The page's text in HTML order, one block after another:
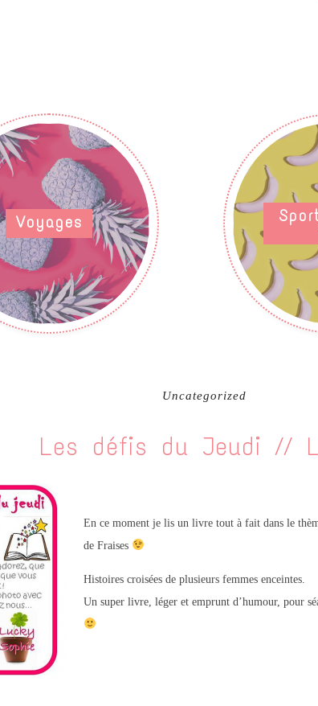
Voyages
Uncategorized
Les défis du Jeudi //
En ce moment je lis un livre tout à fait dans le
de Fraises
Histoires croisées de plusieurs femmes enceintes.
Un super livre, léger et emprunt d’humour, pour